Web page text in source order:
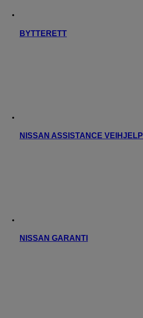
BYTTERETT
NISSAN ASSISTANCE VEIHJELP
NISSAN GARANTI